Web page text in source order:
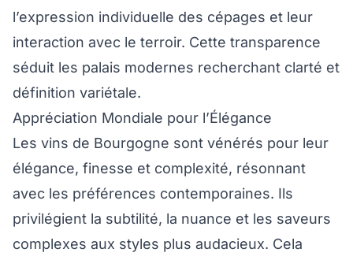
l’expression individuelle des cépages et leur
interaction avec le terroir. Cette transparence
séduit les palais modernes recherchant clarté et
définition variétale.
Appréciation Mondiale pour l’Élégance
Les vins de Bourgogne sont vénérés pour leur
élégance, finesse et complexité, résonnant
avec les préférences contemporaines. Ils
privilégient la subtilité, la nuance et les saveurs
complexes aux styles plus audacieux. Cela